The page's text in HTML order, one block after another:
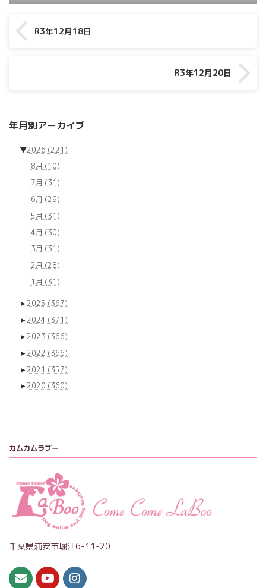
R3年12月18日
R3年12月20日
年月別アーカイブ
▼2026 (221)
8月 (10)
7月 (31)
6月 (29)
5月 (31)
4月 (30)
3月 (31)
2月 (28)
1月 (31)
►2025 (367)
►2024 (371)
►2023 (366)
►2022 (366)
►2021 (357)
►2020 (360)
カムカムラブー
千葉県浦安市堀江6-11-20